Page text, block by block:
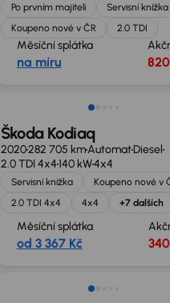
Po prvním majiteli
Servisní knížka
Koupeno nové v ČR
2.0 TDI
Měsíční splátka
na míru
Škoda Kodiaq
2020282 705 kmAutomatDiesel
2.0 TDI 4x4140 kW4x4
Servisní knížka
Koupeno nové v
2.0 TDI 4x4
4x4 +7 dalších
Měsíční splátka
od 3 367 Kč
Extra sleva 18 500 Kč